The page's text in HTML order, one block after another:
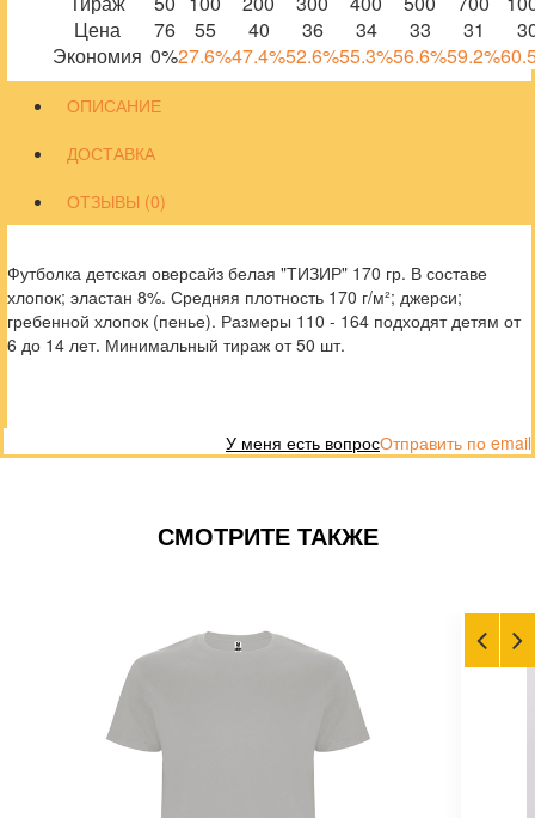
Цена
76 55 40 36 34 33 31
Экономия 0%27.6%47.4%52.6%55.3%56.6%59.2%
ОПИСАНИЕ
ДОСТАВКА
ОТЗЫВЫ (0)
Футболка детская оверсайз белая "ТИЗИР" 170 гр. В составе
хлопок; эластан 8%. Средняя плотность 170 г/м²; джерси;
гребенной хлопок (пенье). Размеры 110 - 164 подходят детям от
6 до 14 лет. Минимальный тираж от 50 шт.
Отправить по email
У меня есть вопрос
СМОТРИТЕ ТАКЖЕ